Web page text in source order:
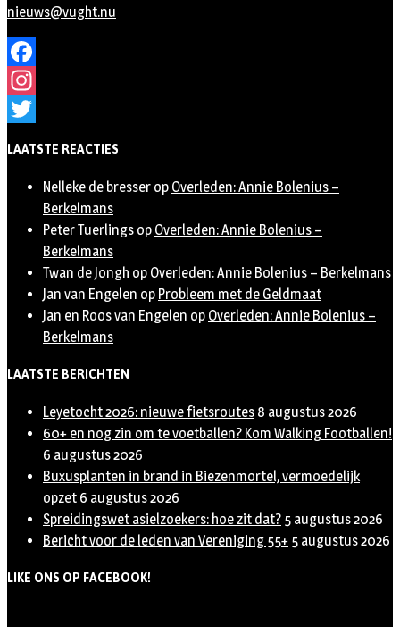
nieuws@vught.nu
Facebook
Instagram
LAATSTE REACTIES
Nelleke de bresser op Overleden: Annie Bolenius –
Berkelmans
Peter Tuerlings op Overleden: Annie Bolenius –
Berkelmans
Twan de Jongh op Overleden: Annie Bolenius – Berkelmans
Jan van Engelen op Probleem met de Geldmaat
Jan en Roos van Engelen op Overleden: Annie Bolenius –
Berkelmans
LAATSTE BERICHTEN
Leyetocht 2026: nieuwe fietsroutes 8 augustus 2026
60+ en nog zin om te voetballen? Kom Walking Footballen!
6 augustus 2026
Buxusplanten in brand in Biezenmortel, vermoedelijk
opzet 6 augustus 2026
Spreidingswet asielzoekers: hoe zit dat? 5 augustus 2026
Bericht voor de leden van Vereniging 55+ 5 augustus 2026
LIKE ONS OP FACEBOOK!